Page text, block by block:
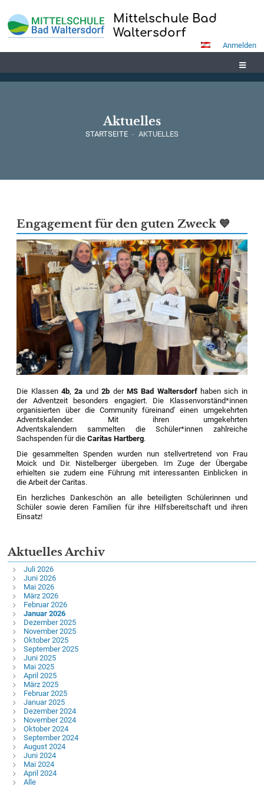
Mittelschule Bad
Waltersdorf
Anmelden
Aktuelles
STARTSEITE - AKTUELLES
Engagement für den guten Zweck 💙
Die Klassen4b,2a und2b der MS Bad Waltersdorfhaben sich in
der Adventzeit besonders engagiert. Die Klassenvorständ*innen
organisierten über die Community füreinand' einen umgekehrten
Adventskalender. Mit ihren umgekehrten
Adventskalendern sammelten die Schüler*innen zahlreiche
Sachspenden für dieCaritas Hartberg.
Die gesammelten Spenden wurden nun stellvertretend von Frau
Moick und Dir. Nistelbergerübergeben. Im Zuge der Übergabe
erhielten sie zudem eine Führung mit interessanten Einblicken in
die Arbeit der Caritas.
Ein herzliches Dankeschön an alle beteiligten Schülerinnen und
Schüler sowie deren Familien für ihre Hilfsbereitschaft und ihren
Einsatz!
Aktuelles Archiv
Juli 2026
Juni 2026
Mai 2026
März 2026
Februar 2026
Januar 2026
Dezember 2025
November 2025
Oktober 2025
September 2025
Juni 2025
Mai 2025
April 2025
März 2025
Februar 2025
Januar 2025
Dezember 2024
November 2024
Oktober 2024
September 2024
August 2024
Juni 2024
Mai 2024
April 2024
Alle